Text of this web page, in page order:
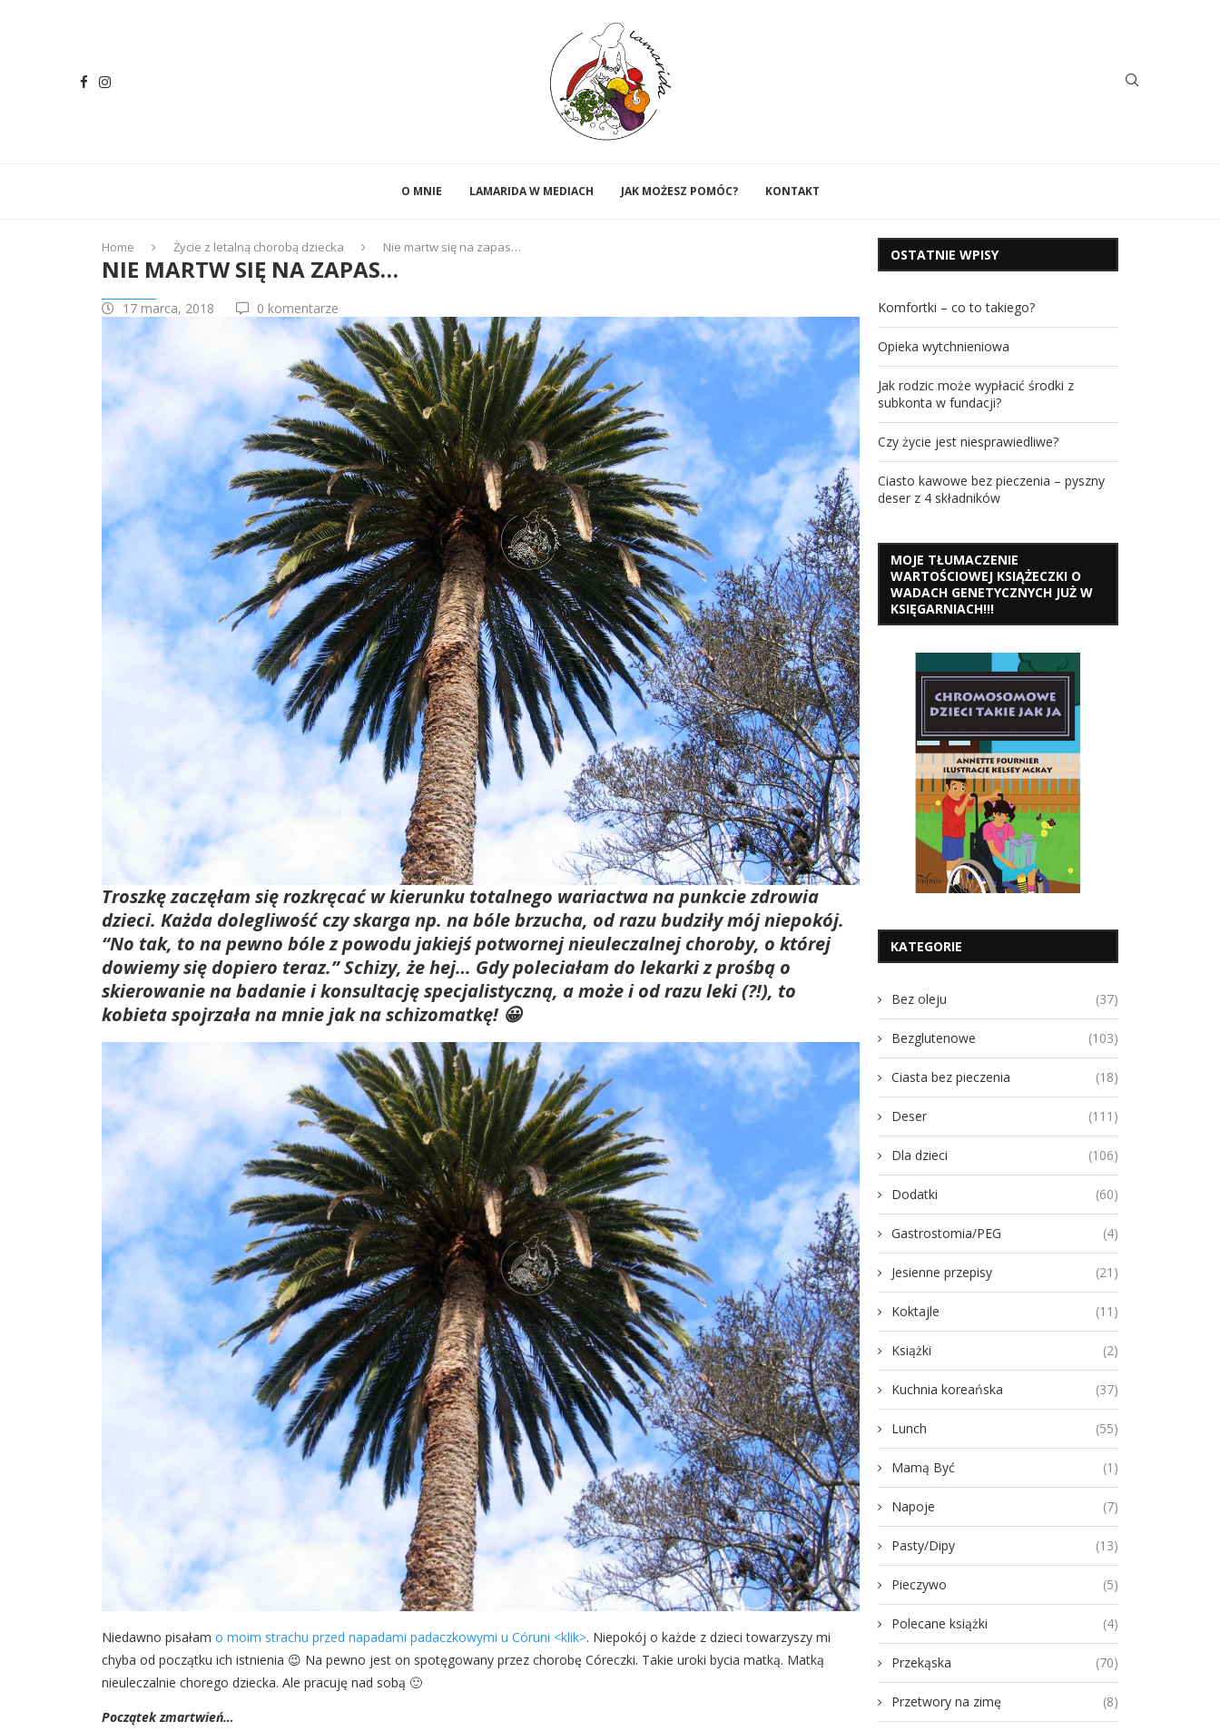
O MNIE LAMARIDA W MEDIACH JAK MOŻESZ POMÓC? KONTAKT
Home Życie z letalną chorobą dziecka Nie martw się na zapas…
NIE MARTW SIĘ NA ZAPAS…
17 marca, 2018 0 komentarze
Troszkę zaczęłam się rozkręcać w kierunku totalnego wariactwa na punkcie zdrowia
dzieci. Każda dolegliwość czy skarga np. na bóle brzucha, od razu budziły mój niepokój.
“No tak, to na pewno bóle z powodu jakiejś potwornej nieuleczalnej choroby, o której
dowiemy się dopiero teraz.” Schizy, że hej… Gdy poleciałam do lekarki z prośbą o
skierowanie na badanie ikonsultacjęspecjalistyczną, a może i od razu leki (?!), to
kobieta spojrzała na mnie jak na schizomatkę! 😀
Niedawno pisałam o moim strachu przed napadami padaczkowymi u Córuni <klik>. Niepokój o każde z dzieci towarzyszy mi
chyba od początku ich istnienia 😉 Na pewno jest on spotęgowany przez chorobę Córeczki. Takie uroki bycia matką. Matką
nieuleczalnie chorego dziecka. Ale pracuję nad sobą 🙂
Początek zmartwień…
OSTATNIE WPISY
Komfortki – co to takiego?
Opieka wytchnieniowa
Jak rodzic może wypłacić środki z
subkonta w fundacji?
Czy życie jest niesprawiedliwe?
Ciasto kawowe bez pieczenia – pyszny
deser z 4 składników
MOJE TŁUMACZENIE
WARTOŚCIOWEJ KSIĄŻECZKI O
WADACH GENETYCZNYCH JUŻ W
KSIĘGARNIACH!!!
KATEGORIE
Bez oleju (37)
Bezglutenowe (103)
Ciasta bez pieczenia (18)
Deser (111)
Dla dzieci (106)
Dodatki (60)
Gastrostomia/PEG (4)
Jesienne przepisy (21)
Koktajle (11)
Książki (2)
Kuchnia koreańska (37)
Lunch (55)
Mamą Być (1)
Napoje (7)
Pasty/Dipy (13)
Pieczywo (5)
Polecane książki (4)
Przekąska (70)
Przetwory na zimę (8)